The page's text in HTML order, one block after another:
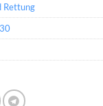
Rettung